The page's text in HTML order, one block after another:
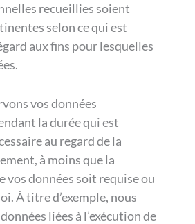
recueillies soient
selon ce qui est
aux fins pour lesquelles
vos données
la durée qui est
au regard de la
à moins que la
vos données soit requise ou
À titre d’exemple, nous
liées à l’exécution de